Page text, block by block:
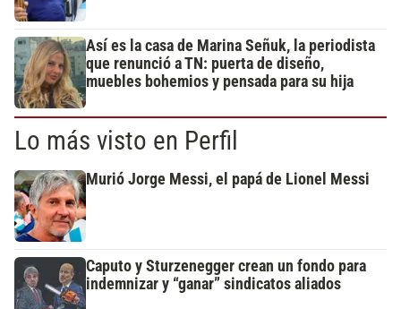
Así es la casa de Marina Señuk, la periodista
que renunció a TN: puerta de diseño,
muebles bohemios y pensada para su hija
Lo más visto en Perfil
Murió Jorge Messi, el papá de Lionel Messi
Caputo y Sturzenegger crean un fondo para
indemnizar y “ganar” sindicatos aliados